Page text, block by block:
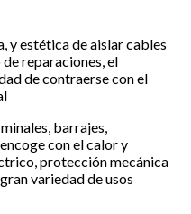
y estética de aislar cables
reparaciones, el
de contraerse con el
barrajes,
con el calor y
protección mecánica
variedad de usos